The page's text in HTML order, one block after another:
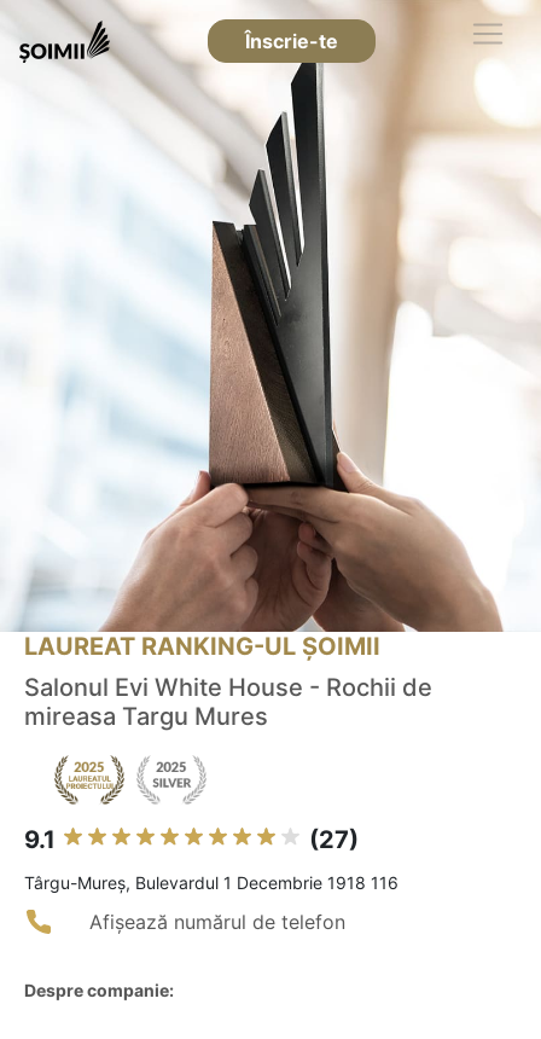
Înscrie-te
LAUREAT RANKING-UL ȘOIMII
Salonul Evi White House - Rochii de
mireasa Targu Mures
9.1 (27)
Târgu-Mureş, Bulevardul 1 Decembrie 1918 116
Afișează numărul de telefon
Despre companie: